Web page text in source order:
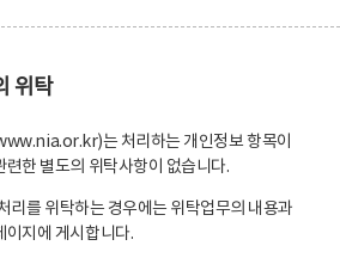
위탁
는 처리하는 개인정보 항목이
한 별도의 위탁사항이 없습니다.
리를 위탁하는 경우에는 위탁업무의 내용과
이지에 게시합니다.